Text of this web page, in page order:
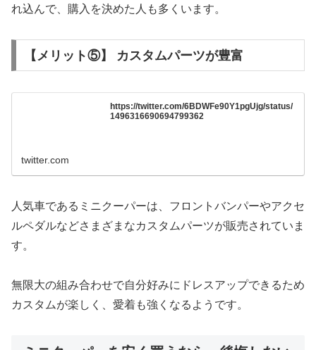
れ込んで、購入を決めた人も多くいます。
【メリット⑤】 カスタムパーツが豊富
https://twitter.com/6BDWFe90Y1pgUjg/status/
1496316690694799362
twitter.com
人気車であるミニクーパーは、フロントバンパーやアクセ
ルペダルなどさまざまなカスタムパーツが販売されていま
す。
無限大の組み合わせで自分好みにドレスアップできるため
カスタムが楽しく、愛着も強くなるようです。